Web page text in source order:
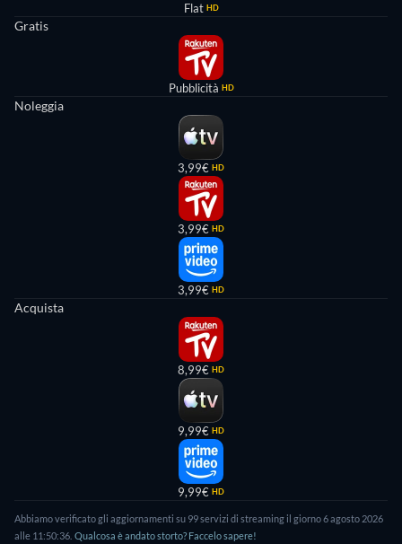
Flat HD
Gratis
Pubblicità HD
Noleggia
3,99€ HD
3,99€ HD
3,99€ HD
Acquista
8,99€ HD
9,99€ HD
9,99€ HD
Abbiamo verificato gli aggiornamenti su 99 servizi di streaming il giorno 6 agosto 2026
alle 11:50:36. Qualcosa è andato storto? Faccelo sapere!